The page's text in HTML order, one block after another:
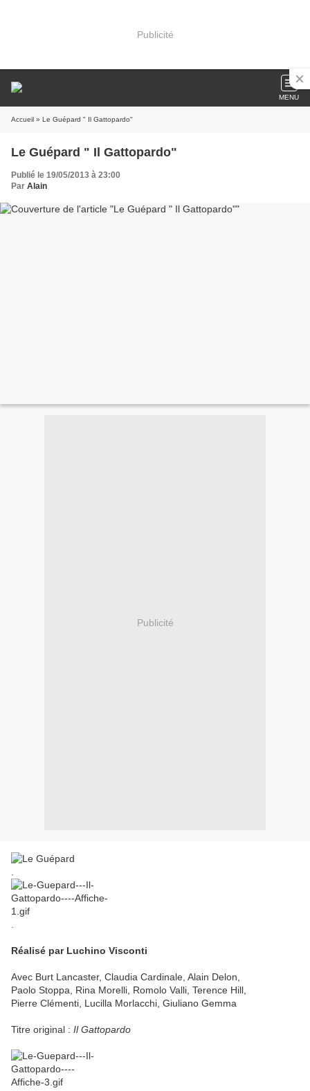
Publicité
MENU
Accueil » Le Guépard " Il Gattopardo"
Le Guépard " Il Gattopardo"
Publié le 19/05/2013 à 23:00
Par Alain
Publicité
Réalisé par Luchino Visconti
Avec Burt Lancaster, Claudia Cardinale, Alain Delon,
Paolo Stoppa, Rina Morelli, Romolo Valli, Terence Hill,
Pierre Clémenti, Lucilla Morlacchi, Giuliano Gemma
Titre original : Il Gattopardo